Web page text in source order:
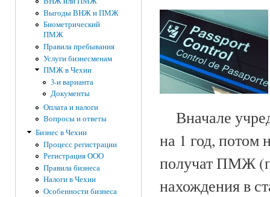
Выгоды ВНЖ и ПМЖ
Биометрический
ПМЖ
Правила пребывания
Услуги бизнесменам
ПМЖ в Чехии
3-и варианта
Документы
Оплата и налоги
Вопросы и ответы
Бизнес в Чехии
Процесс регистрации
Регистрация ООО
Правила бизнеса
Налоги в Чехии
Особенности бизнеса
Вначале
на 1 год, потом
получат ПМЖ
нахождения в